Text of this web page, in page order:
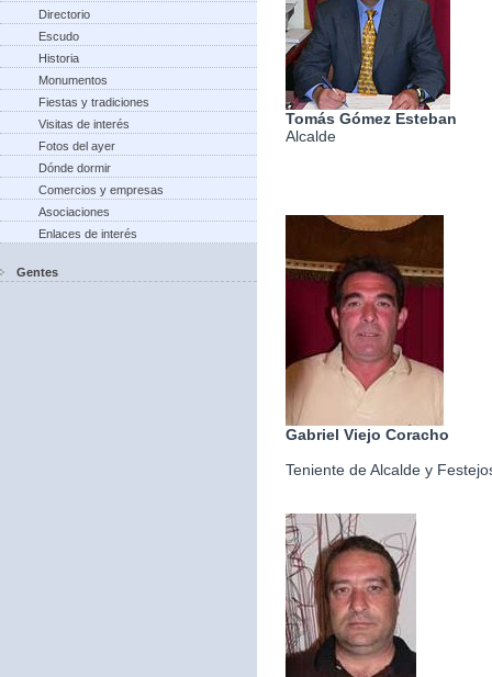
Directorio
Escudo
Historia
Monumentos
Fiestas y tradiciones
Visitas de interés
Fotos del ayer
Dónde dormir
Comercios y empresas
Asociaciones
Enlaces de interés
Gentes
Tomás Gómez Esteban
Alcalde
Gabriel Viejo Coracho
Teniente de Alcalde y